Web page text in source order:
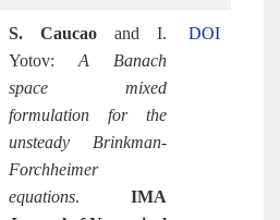
S. Caucaoand I.
Yotov: A Banach
space mixed
formulation for the
unsteady Brinkman-
Forchheimer
equations.IMA
DOI